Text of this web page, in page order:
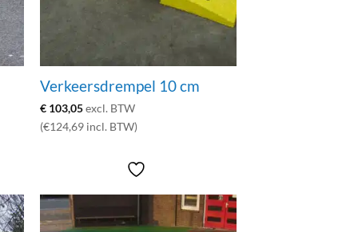
Verkeersdrempel 10 cm
€103,05excl. BTW
(€124,69 incl. BTW)